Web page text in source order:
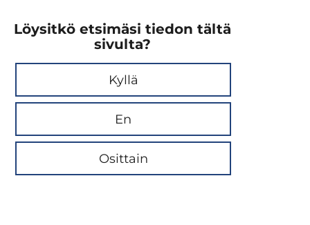
Löysitkö etsimäsi tiedon tältä
sivulta?
Kyllä
En
Osittain